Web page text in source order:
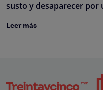
susto y desaparecer por
Leer más